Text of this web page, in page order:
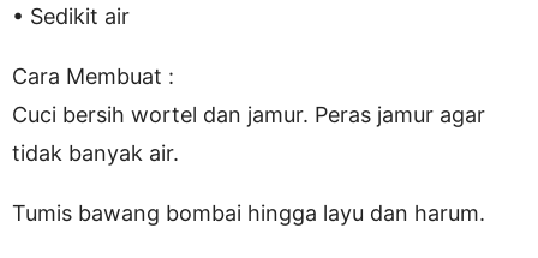
• Sedikit air
Cara Membuat :
Cuci bersih wortel dan jamur. Peras jamur agar
tidak banyak air.
Tumis bawang bombai hingga layu dan harum.